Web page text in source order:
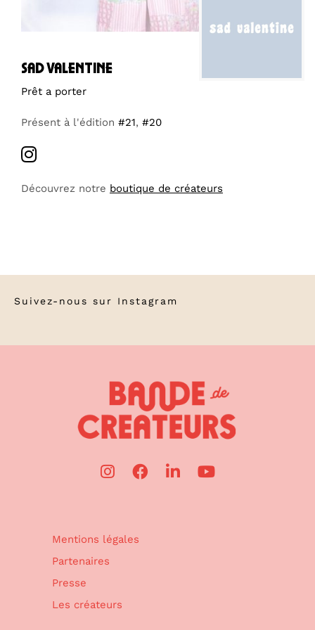
sad valentine
Prêt a porter
Présent à l'édition #21, #20
Découvrez notre boutique de créateurs
Suivez-nous sur Instagram
Mentions légales
Partenaires
Presse
Les créateurs